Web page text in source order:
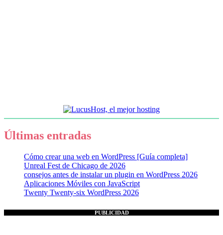
Últimas entradas
Cómo crear una web en WordPress [Guía completa]
Unreal Fest de Chicago de 2026
consejos antes de instalar un plugin en WordPress 2026
Aplicaciones Móviles con JavaScript
Twenty Twenty-six WordPress 2026
PUBLICIDAD